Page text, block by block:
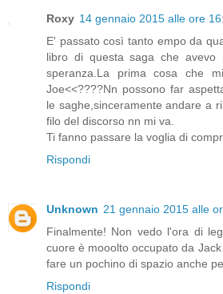
Roxy 14 gennaio 2015 alle ore
E' passato così tanto empo da
libro di questa saga che avevo
speranza.La prima cosa che
Joe<<????Nn possono far
le saghe,sinceramente andare a
filo del discorso nn mi va.
Ti fanno passare la voglia di
Rispondi
Unknown 21 gennaio 2015 alle
Finalmente! Non vedo l'ora di
cuore è mooolto occupato da
fare un pochino di spazio anche
Rispondi